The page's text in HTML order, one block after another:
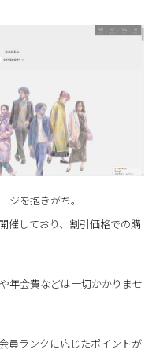
ジを抱きがち。
催しており、割引価格での購
年会費などは一切かかりませ
員ランクに応じたポイントが